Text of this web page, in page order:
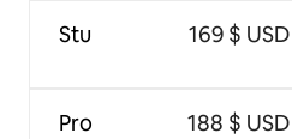
Stu
Pro
169 $ USD
188 $ USD